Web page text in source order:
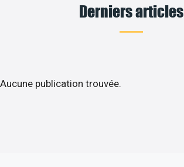
Derniers articles
Aucune publication trouvée.